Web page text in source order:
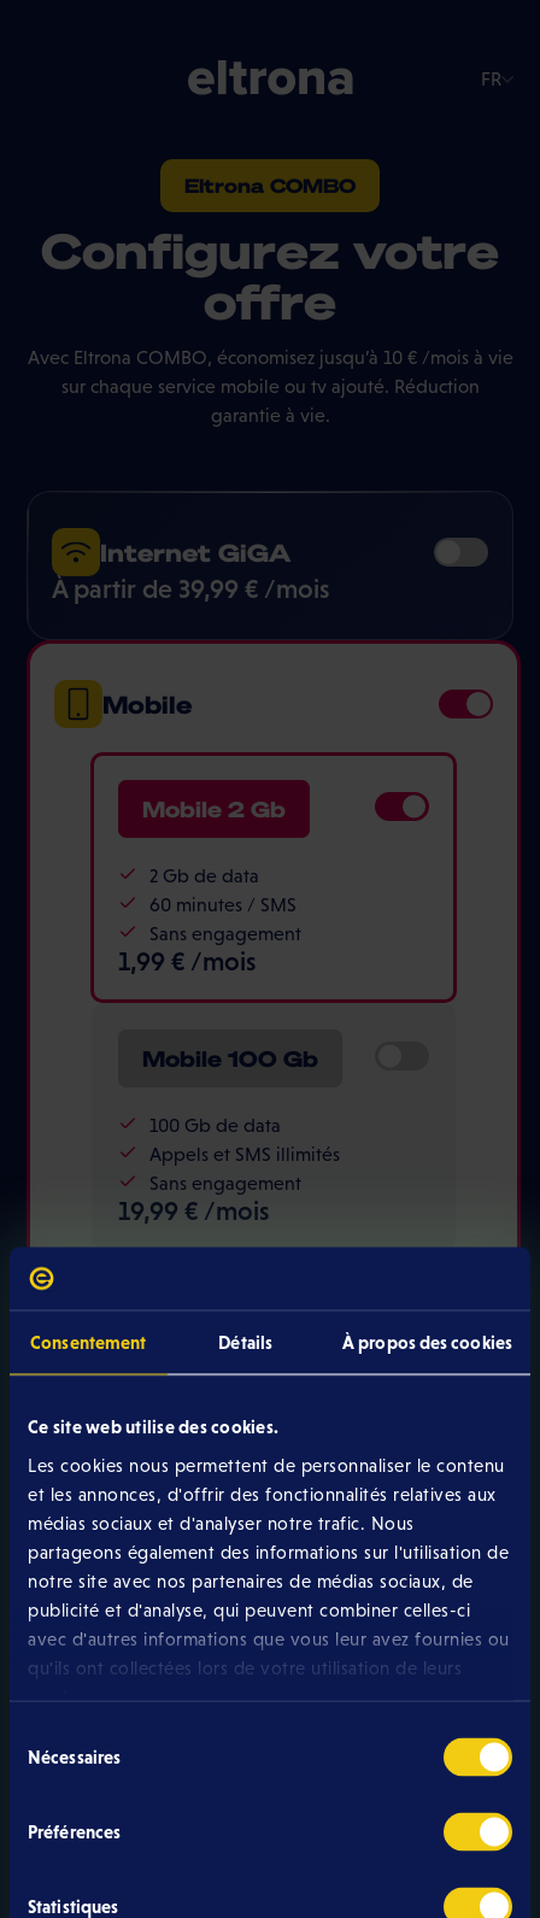
Consentement Détails À propos des cookies
Ce site web utilise des cookies.
Les cookies nous permettent de personnaliser le contenu
et les annonces, d'offrir des fonctionnalités relatives aux
médias sociaux et d'analyser notre trafic. Nous
partageons également des informations sur l'utilisation de
notre site avec nos partenaires de médias sociaux, de
publicité et d'analyse, qui peuvent combiner celles-ci
avec d'autres informations que vous leur avez fournies ou
qu'ils ont collectées lors de votre utilisation de leurs
duNécessaires
Préférences
Statistiques
FR
Eltrona COMBO
Configurez votre
offre
Avec Eltrona COMBO, économisez jusqu’à 10 € /mois à vie
sur chaque service mobile ou tv ajouté. Réduction
garantie à vie.
Internet GiGA
À partir de 39,99 € /mois
Mobile
Mobile 2 Gb
2 Gb de data
60 minutes / SMS
Sans engagement
1,99 € /mois
Mobile 100 Gb
100 Gb de data
Appels et SMS illimités
Sans engagement
19,99 € /mois
Surfez et appelez sans limites sur le réseau POST 5G,
avec des forfaits sans engagement et à prix malin.
TV
TV App
En streaming
+100 chaînes HD